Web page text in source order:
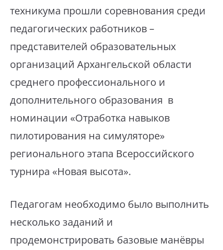
техникума прошли соревнования среди
педагогических работников –
представителей образовательных
организаций Архангельской области
среднего профессионального и
дополнительного образования в
номинации «Отработка навыков
пилотирования на симуляторе»
регионального этапа Всероссийского
турнира «Новая высота».
Педагогам необходимо было выполнить
несколько заданий и
продемонстрировать базовые манёвры